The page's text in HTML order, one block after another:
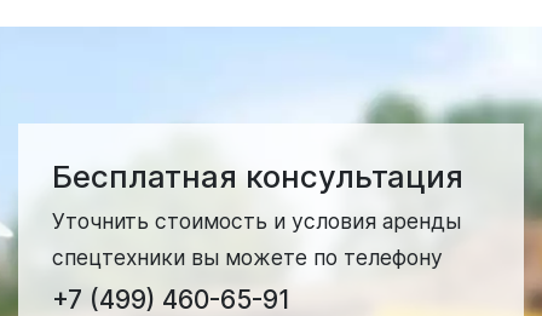
Бесплатная консультация
Уточнить стоимость и условия аренды
спецтехники вы можете по телефону
+7 (499) 460-65-91